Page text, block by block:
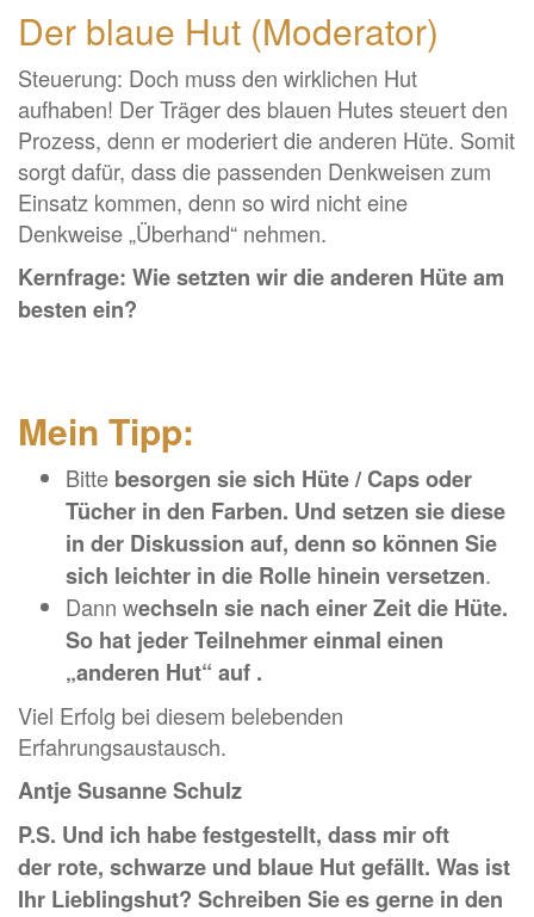
Der blaue Hut (Moderator)
Steuerung: Doch muss den wirklichen Hut
aufhaben! Der Träger des blauen Hutes steuert den
Prozess, denn er moderiert die anderen Hüte. Somit
sorgt dafür, dass die passenden Denkweisen zum
Einsatz kommen, denn so wird nicht eine
Denkweise „Überhand“ nehmen.
Kernfrage: Wie setzten wir die anderen Hüte am
besten ein?
Mein Tipp:
Bitte besorgen sie sich Hüte / Caps oder
Tücher in den Farben. Und setzen sie diese
in der Diskussion auf, denn so können Sie
sich leichter in die Rolle hinein versetzen.
Dann wechseln sie nach einer Zeit die Hüte.
So hat jeder Teilnehmer einmal einen
„anderen Hut“ auf .
Viel Erfolg bei diesem belebenden
Erfahrungsaustausch.
Antje Susanne Schulz
P.S. Und ich habe festgestellt, dass mir oft
der rote, schwarze und blaue Hut gefällt. Was ist
Ihr Lieblingshut? Schreiben Sie es gerne in den